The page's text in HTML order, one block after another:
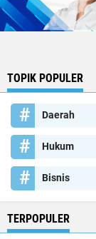
TOPIK POPULER
Daerah
Hukum
Bisnis
TERPOPULER